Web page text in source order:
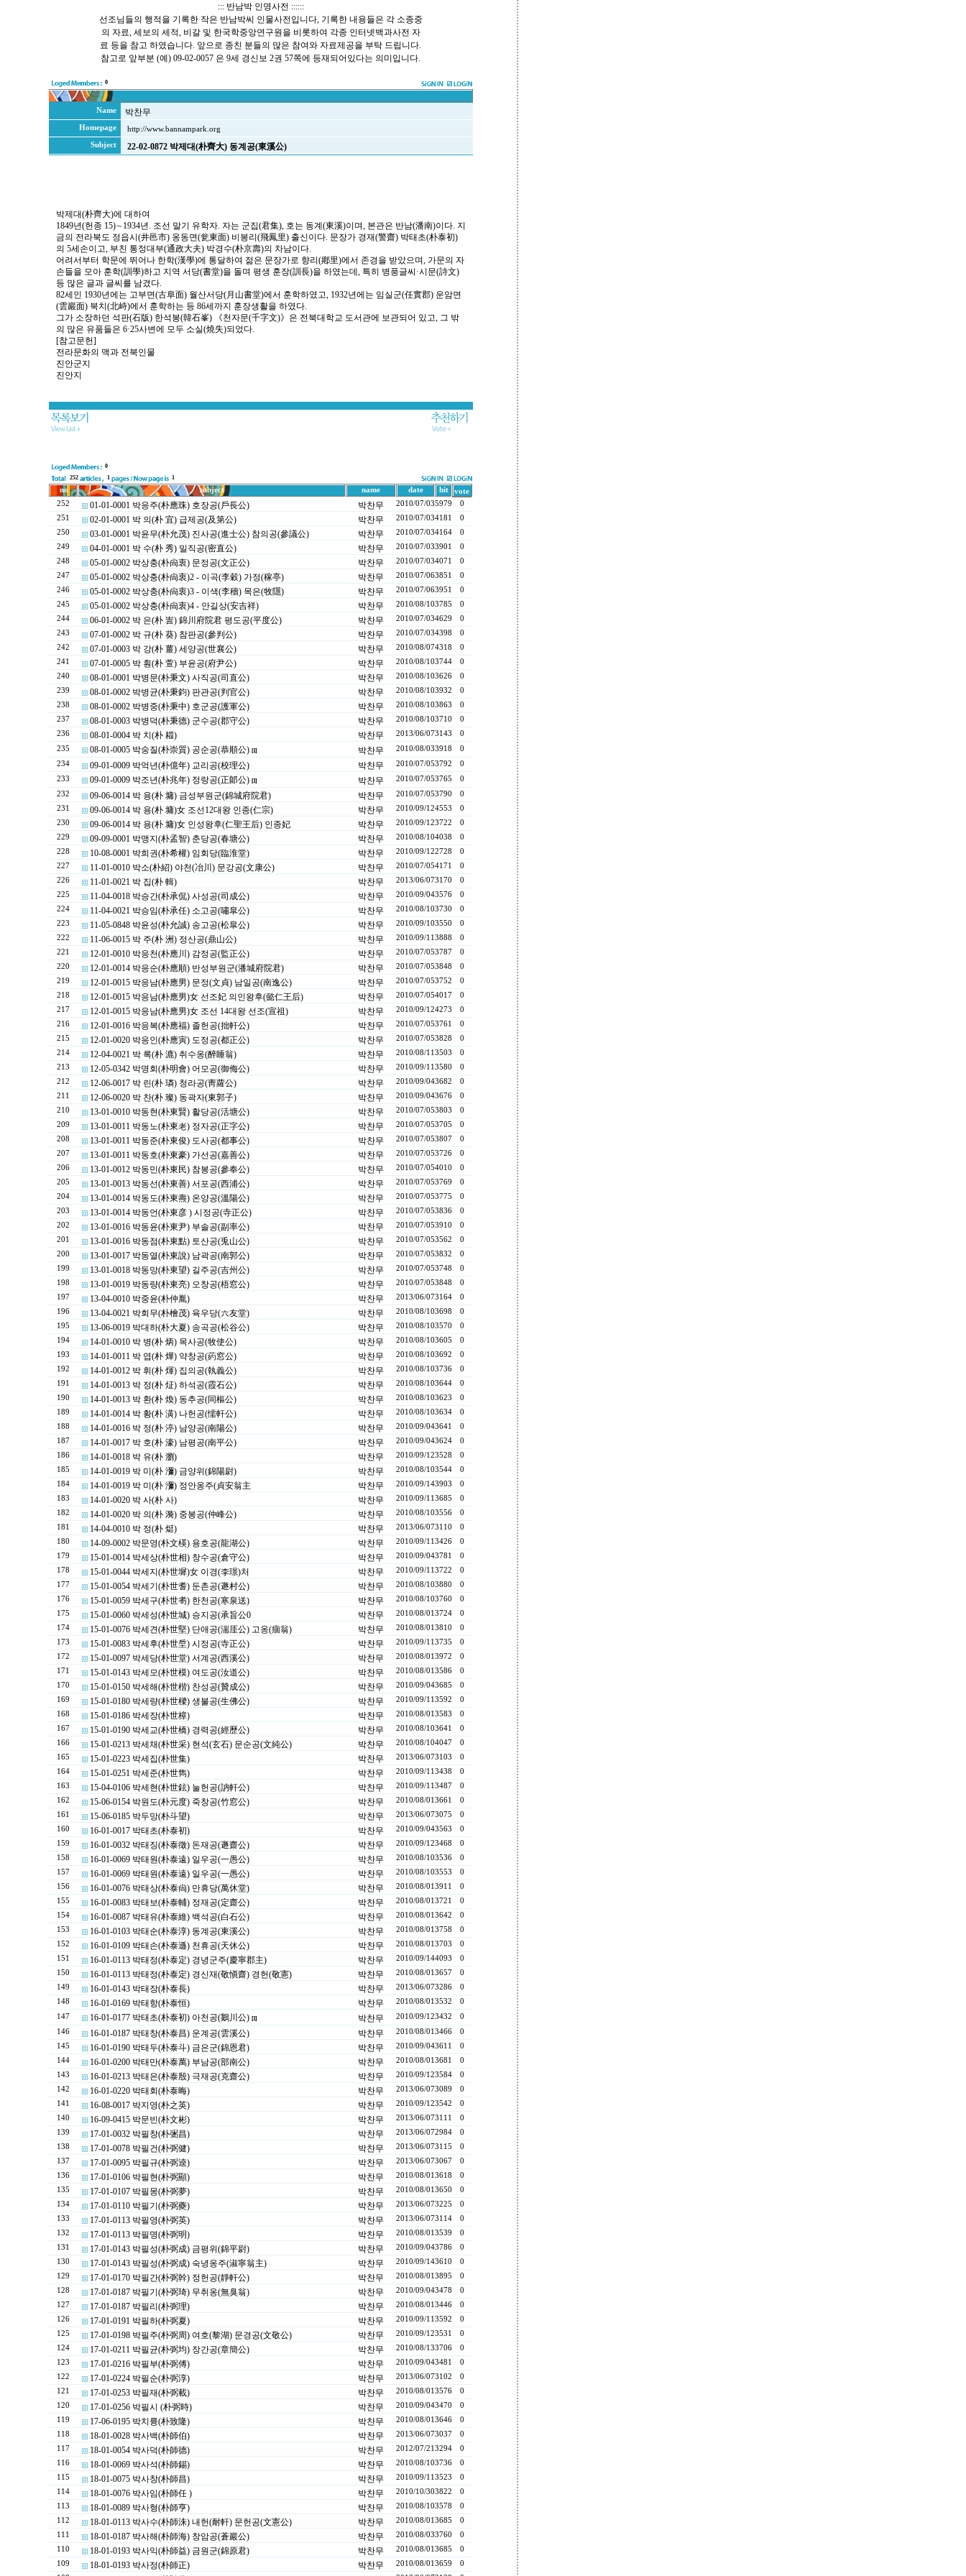
::: 반남박 인명사전 ::::::
선조님들의 행적을 기록한 작은 반남박씨 인물사전입니다, 기록한 내용들은 각 소종중
의 자료, 세보의 세적, 비갈 및 한국학중앙연구원을 비롯하여 각종 인터넷백과사전 자
료 등을 참고 하였습니다. 앞으로 종친 분들의 많은 참여와 자료제공을 부탁 드립니다.
참고로 앞부분 (예) 09-02-0057 은 9세 경신보 2권 57쪽에 등재되어있다는 의미입니다.
0
Name 박찬무
Homepage
http://www.bannampark.org
Subject
22-02-0872 박제대(朴齊大) 동계공(東溪公)
박제대(朴齊大)에 대하여
1849년(헌종 15)∼1934년. 조선 말기 유학자. 자는 군집(君集), 호는 동계(東溪)이며, 본관은 반남(潘南)이다. 지
금의 전라북도 정읍시(井邑市) 옹동면(瓮東面) 비봉리(飛鳳里) 출신이다. 문장가 경재(警齋) 박태초(朴泰初)
의 5세손이고, 부친 통정대부(通政大夫) 박경수(朴京壽)의 차남이다.
어려서부터 학문에 뛰어나 한학(漢學)에 통달하여 젊은 문장가로 향리(鄕里)에서 존경을 받았으며, 가문의 자
손들을 모아 훈학(訓學)하고 지역 서당(書堂)을 돌며 평생 훈장(訓長)을 하였는데, 특히 병풍글씨·시문(詩文)
등 많은 글과 글씨를 남겼다.
82세인 1930년에는 고부면(古阜面) 월산서당(月山書堂)에서 훈학하였고, 1932년에는 임실군(任實郡) 운암면
(雲巖面) 북치(北峙)에서 훈학하는 등 86세까지 훈장생활을 하였다.
그가 소장하던 석판(石版) 한석봉(韓石峯) 《천자문(千字文)》은 전북대학교 도서관에 보관되어 있고, 그 밖
의 많은 유품들은 6·25사변에 모두 소실(燒失)되었다.
[참고문헌]
전라문화의 맥과 전북인물
진안군지
진안지
0
252
1 1
no subject name date hit
vote
252
01-01-0001 박응주(朴應珠) 호장공(戶長公) 박찬무 2010/07/035979
0
251
02-01-0001 박 의(朴 宜) 급제공(及第公) 박찬무 2010/07/034181
0
250
03-01-0001 박윤무(朴允茂) 진사공(進士公) 참의공(參議公) 박찬무 2010/07/034164
0
249
04-01-0001 박 수(朴 秀) 밀직공(密直公) 박찬무 2010/07/033901
0
248
05-01-0002 박상충(朴尙衷) 문정공(文正公) 박찬무 2010/07/034071
0
247
05-01-0002 박상충(朴尙衷)2 - 이곡(李穀) 가정(稼亭) 박찬무 2010/07/063851
0
246
05-01-0002 박상충(朴尙衷)3 - 이색(李穡) 목은(牧隱) 박찬무 2010/07/063951
0
245
05-01-0002 박상충(朴尙衷)4 - 안길상(安吉祥) 박찬무 2010/08/103785
0
244
06-01-0002 박 은(朴 訔) 錦川府院君 평도공(平度公) 박찬무 2010/07/034629
0
243
07-01-0002 박 규(朴 葵) 참판공(參判公) 박찬무 2010/07/034398
0
242
07-01-0003 박 강(朴 薑) 세양공(世襄公) 박찬무 2010/08/074318
0
241
07-01-0005 박 훤(朴 萱) 부윤공(府尹公) 박찬무 2010/08/103744
0
240
08-01-0001 박병문(朴秉文) 사직공(司直公) 박찬무 2010/08/103626
0
239
08-01-0002 박병균(朴秉鈞) 판관공(判官公) 박찬무 2010/08/103932
0
238
08-01-0002 박병중(朴秉中) 호군공(護軍公) 박찬무 2010/08/103863
0
237
08-01-0003 박병덕(朴秉德) 군수공(郡守公) 박찬무 2010/08/103710
0
236
08-01-0004 박 치(朴 䎩) 박찬무 2013/06/073143
0
235
08-01-0005 박숭질(朴崇質) 공순공(恭順公) [1] 박찬무 2010/08/033918
0
234
09-01-0009 박억년(朴億年) 교리공(校理公) 박찬무 2010/07/053792
0
233
09-01-0009 박조년(朴兆年) 정랑공(正郞公) [1] 박찬무 2010/07/053765
0
232
09-06-0014 박 용(朴 墉) 금성부원군(錦城府院君) 박찬무 2010/07/053790
0
231
09-06-0014 박 용(朴 墉)女 조선12대왕 인종(仁宗) 박찬무 2010/09/124553
0
230
09-06-0014 박 용(朴 墉)女 인성왕후(仁聖王后) 인종妃 박찬무 2010/09/123722
0
229
09-09-0001 박맹지(朴孟智) 춘당공(春塘公) 박찬무 2010/08/104038
0
228
10-08-0001 박희권(朴希權) 임회당(臨淮堂) 박찬무 2010/09/122728
0
227
11-01-0010 박소(朴紹) 야천(冶川) 문강공(文康公) 박찬무 2010/07/054171
0
226
11-01-0021 박 집(朴 輯) 박찬무 2013/06/073170
0
225
11-04-0018 박승간(朴承侃) 사성공(司成公) 박찬무 2010/09/043576
0
224
11-04-0021 박승임(朴承任) 소고공(嘯皐公) 박찬무 2010/08/103730
0
223
11-05-0848 박윤성(朴允誠) 송고공(松皐公) 박찬무 2010/09/103550
0
222
11-06-0015 박 주(朴 洲) 정산공(鼎山公) 박찬무 2010/09/11 3888
0
221
12-01-0010 박응천(朴應川) 감정공(監正公) 박찬무 2010/07/053787
0
220
12-01-0014 박응순(朴應順) 반성부원군(潘城府院君) 박찬무 2010/07/053848
0
219
12-01-0015 박응남(朴應男) 문정(文貞) 남일공(南逸公) 박찬무 2010/07/053752
0
218
12-01-0015 박응남(朴應男)女 선조妃 의인왕후(懿仁王后) 박찬무 2010/07/054017
0
217
12-01-0015 박응남(朴應男)女 조선 14대왕 선조(宣祖) 박찬무 2010/09/124273
0
216
12-01-0016 박응복(朴應福) 졸헌공(拙軒公) 박찬무 2010/07/053761
0
215
12-01-0020 박응인(朴應寅) 도정공(都正公) 박찬무 2010/07/053828
0
214
12-04-0021 박 록(朴 漉) 취수옹(醉睡翁) 박찬무 2010/08/11 3503
0
213
12-05-0342 박명회(朴明會) 어모공(御侮公) 박찬무 2010/09/11 3580
0
212
12-06-0017 박 린(朴 璘) 청라공(靑蘿公) 박찬무 2010/09/043682
0
211
12-06-0020 박 찬(朴 璨) 동곽자(東郭子) 박찬무 2010/09/043676
0
210
13-01-0010 박동현(朴東賢) 활당공(活塘公) 박찬무 2010/07/053803
0
209
13-01-0011 박동노(朴東老) 정자공(正字公) 박찬무 2010/07/053705
0
208
13-01-0011 박동준(朴東俊) 도사공(都事公) 박찬무 2010/07/053807
0
207
13-01-0011 박동호(朴東豪) 가선공(嘉善公) 박찬무 2010/07/053726
0
206
13-01-0012 박동민(朴東民) 참봉공(參奉公) 박찬무 2010/07/054010
0
205
13-01-0013 박동선(朴東善) 서포공(西浦公) 박찬무 2010/07/053769
0
204
13-01-0014 박동도(朴東燾) 온양공(溫陽公) 박찬무 2010/07/053775
0
203
13-01-0014 박동언(朴東彦 ) 시정공(寺正公) 박찬무 2010/07/053836
0
202
13-01-0016 박동윤(朴東尹) 부솔공(副率公) 박찬무 2010/07/053910
0
201
13-01-0016 박동점(朴東點) 토산공(兎山公) 박찬무 2010/07/053562
0
200
13-01-0017 박동열(朴東說) 남곽공(南郭公) 박찬무 2010/07/053832
0
199
13-01-0018 박동망(朴東望) 길주공(吉州公) 박찬무 2010/07/053748
0
198
13-01-0019 박동량(朴東亮) 오창공(梧窓公) 박찬무 2010/07/053848
0
197
13-04-0010 박중윤(朴仲胤) 박찬무 2013/06/073164
0
196
13-04-0021 박회무(朴檜茂) 육우당(六友堂) 박찬무 2010/08/103698
0
195
13-06-0019 박대하(朴大夏) 송곡공(松谷公) 박찬무 2010/08/103570
0
194
14-01-0010 박 병(朴 炳) 목사공(牧使公) 박찬무 2010/08/103605
0
193
14-01-0011 박 엽(朴 燁) 약창공(葯窓公) 박찬무 2010/08/103692
0
192
14-01-0012 박 휘(朴 煇) 집의공(執義公) 박찬무 2010/08/103736
0
191
14-01-0013 박 정(朴 炡) 하석공(霞石公) 박찬무 2010/08/103644
0
190
14-01-0013 박 환(朴 煥) 동추공(同樞公) 박찬무 2010/08/103623
0
189
14-01-0014 박 황(朴 潢) 나헌공(懦軒公) 박찬무 2010/08/103634
0
188
14-01-0016 박 정(朴 渟) 남양공(南陽公) 박찬무 2010/09/043641
0
187
14-01-0017 박 호(朴 濠) 남평공(南平公) 박찬무 2010/09/043624
0
186
14-01-0018 박 유(朴 瀏) 박찬무 2010/09/123528
0
185
14-01-0019 박 미(朴 瀰) 금양위(錦陽尉) 박찬무 2010/08/103544
0
184
14-01-0019 박 미(朴 瀰) 정안옹주(貞安翁主 박찬무 2010/09/143903
0
183
14-01-0020 박 사(朴 사) 박찬무 2010/09/11 3685
0
182
14-01-0020 박 의(朴 漪) 중봉공(仲峰公) 박찬무 2010/08/103556
0
181
14-04-0010 박 정(朴 烶) 박찬무 2013/06/073110
0
180
14-09-0002 박문영(朴文楧) 용호공(龍湖公) 박찬무 2010/09/11 3426
0
179
15-01-0014 박세상(朴世相) 창수공(倉守公) 박찬무 2010/09/043781
0
178
15-01-0044 박세지(朴世墀)女 이경(李璟)처 박찬무 2010/09/11 3722
0
177
15-01-0054 박세기(朴世耆) 둔촌공(遯村公) 박찬무 2010/08/103880
0
176
15-01-0059 박세구(朴世耉) 한천공(寒泉送) 박찬무 2010/08/103760
0
175
15-01-0060 박세성(朴世城) 승지공(承旨公0 박찬무 2010/08/01 3724
0
174
15-01-0076 박세견(朴世堅) 단애공(湍厓公) 고옹(痼翁) 박찬무 2010/08/01 3810
0
173
15-01-0083 박세후(朴世垕) 시정공(寺正公) 박찬무 2010/09/11 3735
0
172
15-01-0097 박세당(朴世堂) 서계공(西溪公) 박찬무 2010/08/01 3972
0
171
15-01-0143 박세모(朴世模) 여도공(汝道公) 박찬무 2010/08/01 3586
0
170
15-01-0150 박세해(朴世楷) 찬성공(贊成公) 박찬무 2010/09/043685
0
169
15-01-0180 박세량(朴世樑) 생불공(生佛公) 박찬무 2010/09/11 3592
0
168
15-01-0186 박세장(朴世樟) 박찬무 2010/08/01 3583
0
167
15-01-0190 박세교(朴世橋) 경력공(經歷公) 박찬무 2010/08/103641
0
166
15-01-0213 박세채(朴世采) 현석(玄石) 문순공(文純公) 박찬무 2010/08/104047
0
165
15-01-0223 박세집(朴世集) 박찬무 2013/06/073103
0
164
15-01-0251 박세준(朴世雋) 박찬무 2010/09/11 3438
0
163
15-04-0106 박세현(朴世鉉) 눌헌공(訥軒公) 박찬무 2010/09/11 3487
0
162
15-06-0154 박원도(朴元度) 죽창공(竹窓公) 박찬무 2010/08/01 3661
0
161
15-06-0185 박두망(朴斗望) 박찬무 2013/06/073075
0
160
16-01-0017 박태초(朴泰初) 박찬무 2010/09/043563
0
159
16-01-0032 박태징(朴泰徵) 돈재공(遯齋公) 박찬무 2010/09/123468
0
158
16-01-0069 박태원(朴泰遠) 일우공(一愚公) 박찬무 2010/08/103536
0
157
16-01-0069 박태원(朴泰遠) 일우공(一愚公) 박찬무 2010/08/103553
0
156
16-01-0076 박태상(朴泰尙) 만휴당(萬休堂) 박찬무 2010/08/01 3911
0
155
16-01-0083 박태보(朴泰輔) 정재공(定齋公) 박찬무 2010/08/01 3721
0
154
16-01-0087 박태유(朴泰維) 백석공(白石公) 박찬무 2010/08/01 3642
0
153
16-01-0103 박태순(朴泰淳) 동계공(東溪公) 박찬무 2010/08/01 3758
0
152
16-01-0109 박태손(朴泰遜) 천휴공(天休公) 박찬무 2010/08/01 3703
0
151
16-01-0113 박태정(朴泰定) 경녕군주(慶寧郡主) 박찬무 2010/09/144093
0
150
16-01-0113 박태정(朴泰定) 경신재(敬愼齋) 경헌(敬憲) 박찬무 2010/08/01 3657
0
149
16-01-0143 박태장(朴泰長) 박찬무 2013/06/073286
0
148
16-01-0169 박태항(朴泰恒) 박찬무 2010/08/01 3532
0
147
16-01-0177 박태초(朴泰初) 아천공(鵝川公) [1] 박찬무 2010/09/123432
0
146
16-01-0187 박태창(朴泰昌) 운계공(雲溪公) 박찬무 2010/08/01 3466
0
145
16-01-0190 박태두(朴泰斗) 금은군(錦恩君) 박찬무 2010/09/043611
0
144
16-01-0200 박태만(朴泰萬) 부남공(部南公) 박찬무 2010/08/01 3681
0
143
16-01-0213 박태은(朴泰殷) 극재공(克齋公) 박찬무 2010/09/123584
0
142
16-01-0220 박태회(朴泰晦) 박찬무 2013/06/073089
0
141
16-08-0017 박지영(朴之英) 박찬무 2010/09/123542
0
140
16-09-0415 박문빈(朴文彬) 박찬무 2013/06/073111
0
139
17-01-0032 박필창(朴弻昌) 박찬무 2013/06/072984
0
138
17-01-0078 박필건(朴弼健) 박찬무 2013/06/073115
0
137
17-01-0095 박필규(朴弼逵) 박찬무 2013/06/073067
0
136
17-01-0106 박필현(朴弼顯) 박찬무 2010/08/01 3618
0
135
17-01-0107 박필몽(朴弼夢) 박찬무 2010/08/01 3650
0
134
17-01-0110 박필기(朴弼夔) 박찬무 2013/06/073225
0
133
17-01-0113 박필영(朴弼英) 박찬무 2013/06/073114
0
132
17-01-0113 박필명(朴弼明) 박찬무 2010/08/01 3539
0
131
17-01-0143 박필성(朴弼成) 금평위(錦平尉) 박찬무 2010/09/043786
0
130
17-01-0143 박필성(朴弼成) 숙녕옹주(淑寧翁主) 박찬무 2010/09/143610
0
129
17-01-0170 박필간(朴弼幹) 정헌공(靜軒公) 박찬무 2010/08/01 3895
0
128
17-01-0187 박필기(朴弼琦) 무취옹(無臭翁) 박찬무 2010/09/043478
0
127
17-01-0187 박필리(朴弼理) 박찬무 2010/08/01 3446
0
126
17-01-0191 박필하(朴弼夏) 박찬무 2010/09/11 3592
0
125
17-01-0198 박필주(朴弼周) 여호(黎湖) 문경공(文敬公) 박찬무 2010/09/123531
0
124
17-01-0211 박필균(朴弼均) 장간공(章簡公) 박찬무 2010/08/133706
0
123
17-01-0216 박필부(朴弼傅) 박찬무 2010/09/043481
0
122
17-01-0224 박필순(朴弼淳) 박찬무 2013/06/073102
0
121
17-01-0253 박필재(朴弼載) 박찬무 2010/08/01 3576
0
120
17-01-0256 박필시 (朴弼時) 박찬무 2010/09/043470
0
119
17-06-0195 박치륭(朴致隆) 박찬무 2010/08/01 3646
0
118
18-01-0028 박사백(朴師伯) 박찬무 2013/06/073037
0
117
18-01-0054 박사덕(朴師德) 박찬무 2012/07/21 3294
0
116
18-01-0069 박사석(朴師錫) 박찬무 2010/08/103736
0
115
18-01-0075 박사창(朴師昌) 박찬무 2010/09/11 3523
0
114
18-01-0076 박사임(朴師任 ) 박찬무 2010/10/303822
0
113
18-01-0089 박사형(朴師亨) 박찬무 2010/08/103578
0
112
18-01-0113 박사수(朴師洙) 내헌(耐軒) 문헌공(文憲公) 박찬무 2010/08/01 3685
0
111
18-01-0187 박사해(朴師海) 창암공(蒼巖公) 박찬무 2010/08/033760
0
110
18-01-0193 박사익(朴師益) 금원군(錦原君) 박찬무 2010/08/01 3685
0
109
18-01-0193 박사정(朴師正) 박찬무 2010/08/01 3659
0